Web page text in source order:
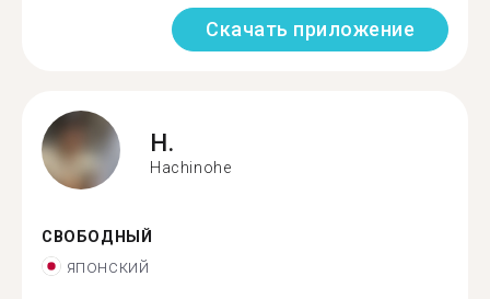
Скачать приложение
H.
Hachinohe
СВОБОДНЫЙ
японский